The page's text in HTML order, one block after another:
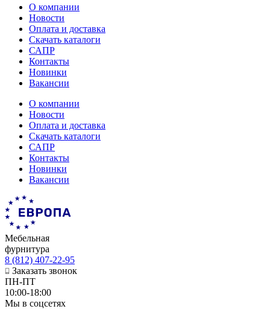
О компании
Новости
Оплата и доставка
Скачать каталоги
САПР
Контакты
Новинки
Вакансии
О компании
Новости
Оплата и доставка
Скачать каталоги
САПР
Контакты
Новинки
Вакансии
Мебельная
фурнитура
8 (812) 407-22-95
Заказать звонок
ПН-ПТ
10:00-18:00
Мы в соцсетях